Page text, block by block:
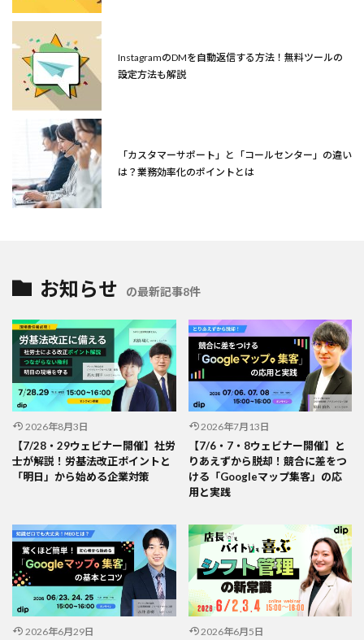
InstagramのDMを自動返信する方法！無料ツールの
設定方法も解説
「カスタマーサポート」と「コールセンター」の違い
は？業務効率化のポイントとは
お知らせ の最新記事8件
2026年8月3日
【7/28・29ウェビナー開催】社労
士が解説！労基法改正ポイントと
「明日」から始める企業対策
2026年7月13日
【7/6・7・8ウェビナー開催】と
りあえずから脱却！競合に差をつ
ける「Googleマップ集客」の応
用と実践
2026年6月29日 2026年6月5日